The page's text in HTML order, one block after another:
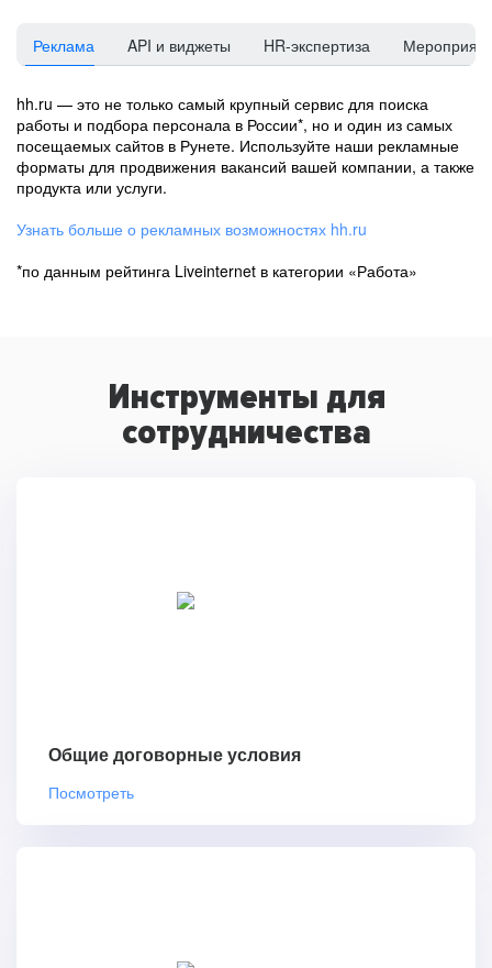
Реклама API и виджеты HR-экспертиза
hh.ru — это не только самый крупный сервис для поиска
работы и подбора персонала в России*, но и один из самых
посещаемых сайтов в Рунете. Используйте наши рекламные
форматы для продвижения вакансий вашей компании, а также
продукта или услуги.
Узнать больше о рекламных возможностях hh.ru
*по данным рейтинга Liveinternet в категории «Работа»
Инструменты для
сотрудничества
Общие договорные условия
Посмотреть